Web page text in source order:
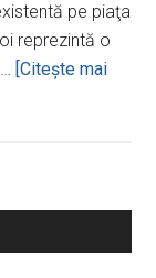
pe piaţa
reprezintă o
[Citeşte mai